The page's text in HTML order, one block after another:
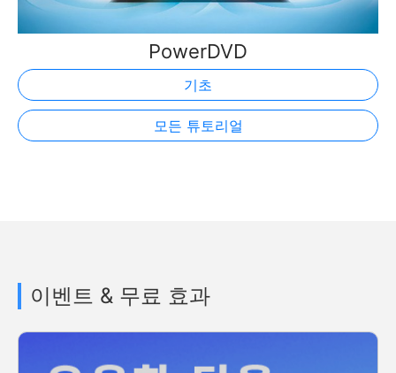
PowerDVD
기초
모든 튜토리얼
이벤트 & 무료 효과